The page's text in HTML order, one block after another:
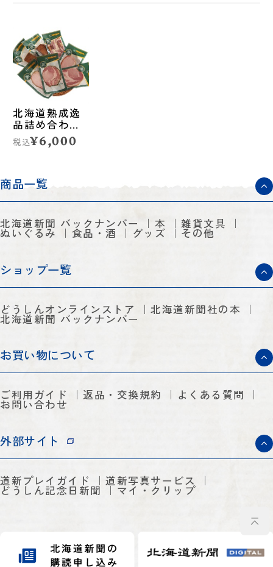
北海道熟成逸
品詰め合わせ
（ハム・ベー
コン）◆ハン
税込¥6,000
商品一覧
北海道新聞 バックナンバー 本 雑貨文具
ぬいぐるみ 食品・酒 グッズ その他
ショップ一覧
どうしんオンラインストア 北海道新聞社の本
北海道新聞 バックナンバー
お買い物について
ご利用ガイド 返品・交換規約 よくある質問
お問い合わせ
外部サイト
道新プレイガイド 道新写真サービス
どうしん記念日新聞 マイ・クリップ